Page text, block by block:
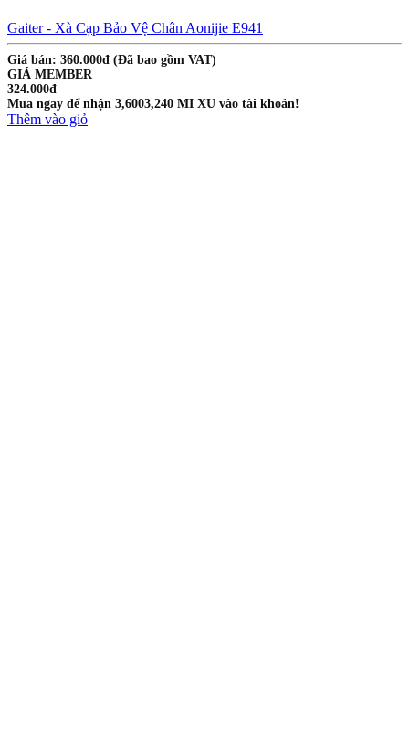
Gaiter - Xà Cạp Bảo Vệ Chân Aonijie E941
Giá bán: 360.000đ (Đã bao gồm VAT)
GIÁ MEMBER
324.000đ
Mua ngay để nhận 3,6003,240 MI XU vào tài khoản!
Thêm vào giỏ